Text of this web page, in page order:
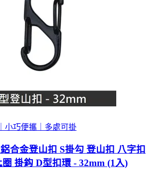
小巧便攜｜多處可掛
合金登山扣 S掛勾 登山扣 八字扣
掛鈎 D型扣環 - 32mm (1入)